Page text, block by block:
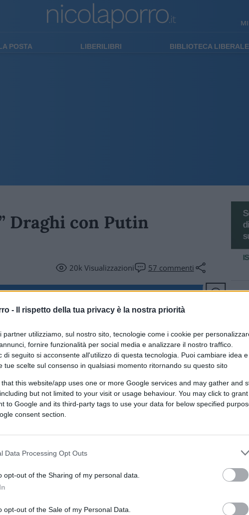
- Il rispetto della tua privacy è la nostra priorità
partner utilizziamo, sul nostro sito, tecnologie come i cookie per
fornire funzionalità per social media e analizzare il nostro traffico.
di seguito si acconsente all'utilizzo di questa tecnologia. Puoi cambiare idea e
tue scelte sul consenso in qualsiasi momento ritornando su questo sito
that this website/app uses one or more Google services and may gather and
but not limited to your visit or usage behaviour. You may click to
to Google and its third-party tags to use your data for below specified
consent section.
Data Processing Opt Outs
opt-out of the Sharing of my personal data.
opt-out of the Sale of my Personal Data.
POSTA LIBERILIBRI BIBLIOTECA LIBERALE
Draghi con Putin
20kVisualizzazioni 57 commenti
su Google